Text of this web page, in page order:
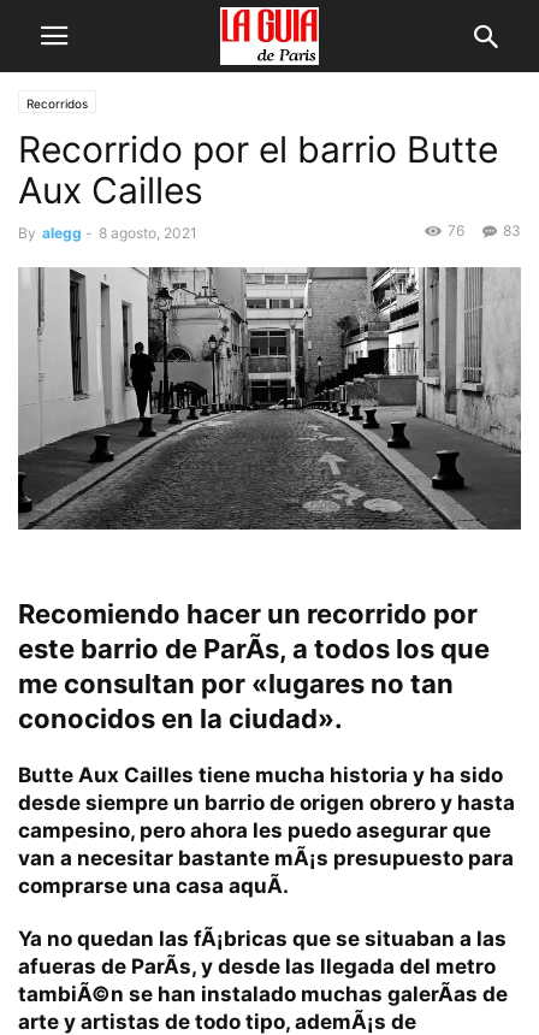
Recorridos
Recorrido por el barrio Butte
Aux Cailles
By alegg - 8 agosto, 2021 83
76
Recomiendo hacer un recorrido por
este barrio de ParÃ­s, a todos los que
me consultan por «lugares no tan
conocidos en la ciudad».
Butte Aux Cailles tiene mucha historia y ha sido
desde siempre un barrio de origen obrero y hasta
campesino, pero ahora les puedo asegurar que
van a necesitar bastante mÃ¡s presupuesto para
comprarse una casa aquÃ­.
Ya no quedan las fÃ¡bricas que se situaban a las
afueras de ParÃ­s, y desde las llegada del metro
tambiÃ©n se han instalado muchas galerÃ­as de
arte y artistas de todo tipo, ademÃ¡s de